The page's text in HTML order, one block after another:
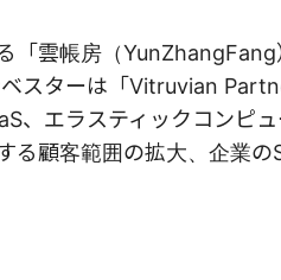
「雲帳房（
スターは「Vitruvian
、エラスティックコンピ
る顧客範囲の拡大、企業